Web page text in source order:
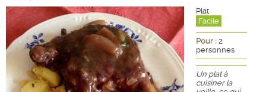
Plat
Facile
Pour : 2
personnes
Un plat à
cuisiner la